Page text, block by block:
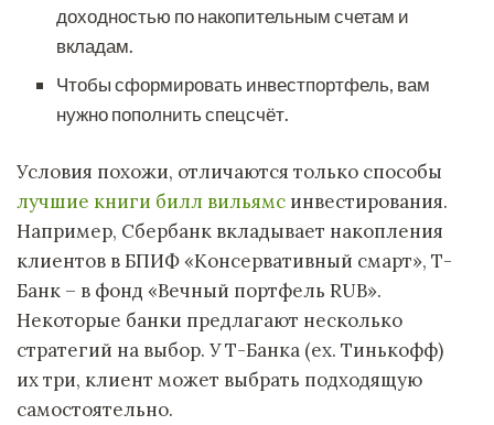
доходностью по накопительным счетам и
вкладам.
Чтобы сформировать инвестпортфель, вам
нужно пополнить спецсчёт.
Условия похожи, отличаются только способы
лучшие книги билл вильямс инвестирования.
Например, Сбербанк вкладывает накопления
клиентов в БПИФ «Консервативный смарт», Т-
Банк – в фонд «Вечный портфель RUB».
Некоторые банки предлагают несколько
стратегий на выбор. У Т-Банка (ex. Тинькофф)
их три, клиент может выбрать подходящую
самостоятельно.